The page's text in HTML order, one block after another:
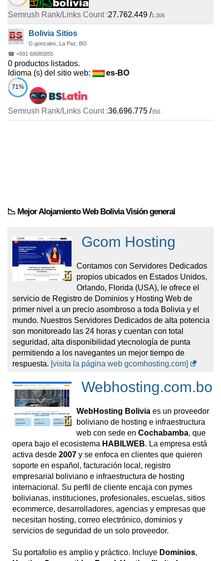
27.762.449 /1.306
Bolivia Sitios
G.gonzales, La Paz, BO
☎ +591 68085855
0 productos listados.
Idioma (s) del sitio web:
es-BO
71%
36.696.775 /356
📉 Mejor Alojamiento Web Bolivia Visión general
Gcom Hosting
Contamos con Servidores Dedicados
propios ubicados en Estados Unidos,
Orlando, Florida (USA), le ofrece el
servicio de Registro de Dominios y Hosting Web de
primer nivel a un precio asombroso a toda Bolivia y el
mundo. Nuestros Servidores Dedicados de alta potencia
son monitoreado las 24 horas y cuentan con total
seguridad, alta disponibilidad ytecnología de punta
permitiendo a los navegantes un mejor tiempo de
respuesta. [visita la página web gcomhosting.com]
Webhosting.com.bo
WebHosting Bolivia es un proveedor
boliviano de hosting e infraestructura
web con sede en Cochabamba, que
opera bajo el ecosistema HABILWEB. La empresa está
activa desde 2007 y se enfoca en clientes que quieren
soporte en español, facturación local, registro
empresarial boliviano e infraestructura de hosting
internacional. Su perfil de cliente encaja con pymes
bolivianas, instituciones, profesionales, escuelas, sitios
ecommerce, desarrolladores, agencias y empresas que
necesitan hosting, correo electrónico, dominios y
servicios de seguridad de un solo proveedor.
Su portafolio es amplio y práctico. Incluye Dominios,